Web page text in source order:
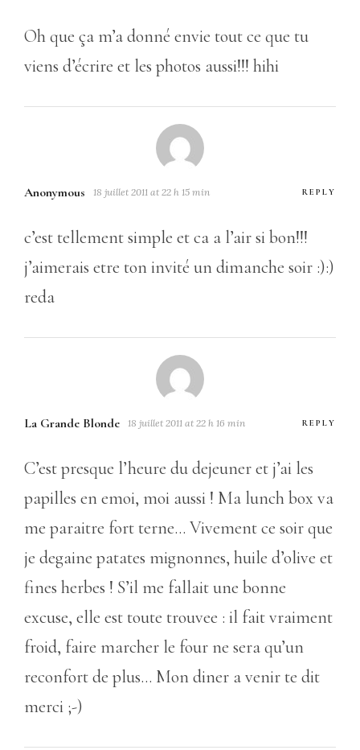
Oh que ça m’a donné envie tout ce que tu
viens d’écrire et les photos aussi!!! hihi
Anonymous 18 juillet 2011 at 22 h 15 min REPLY
c’est tellement simple et ca a l’air si bon!!!
j’aimerais etre ton invité un dimanche soir :):)
reda
La Grande Blonde 18 juillet 2011 at 22 h 16 min REPLY
C’est presque l’heure du dejeuner et j’ai les
papilles en emoi, moi aussi ! Ma lunch box va
me paraitre fort terne… Vivement ce soir que
je degaine patates mignonnes, huile d’olive et
fines herbes ! S’il me fallait une bonne
excuse, elle est toute trouvee : il fait vraiment
froid, faire marcher le four ne sera qu’un
reconfort de plus… Mon diner a venir te dit
merci ;-)